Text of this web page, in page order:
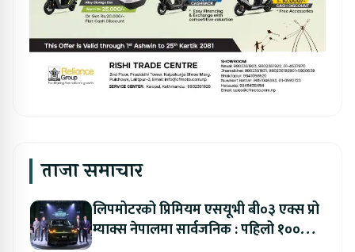
ताजा समाचार
लिपमोटरको प्रिमियम एसयूभी बी०३ एक्स प्रो
म्याक्स नेपालमा सार्वजनिक : पहिलो १००